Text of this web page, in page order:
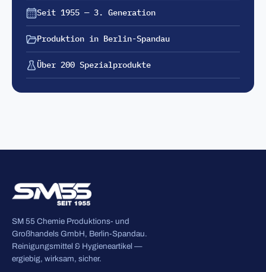
Seit 1955 — 3. Generation
Produktion in Berlin-Spandau
Über 200 Spezialprodukte
SM 55 Chemie Produktions- und
Großhandels GmbH, Berlin-Spandau.
Reinigungsmittel & Hygieneartikel —
ergiebig, wirksam, sicher.